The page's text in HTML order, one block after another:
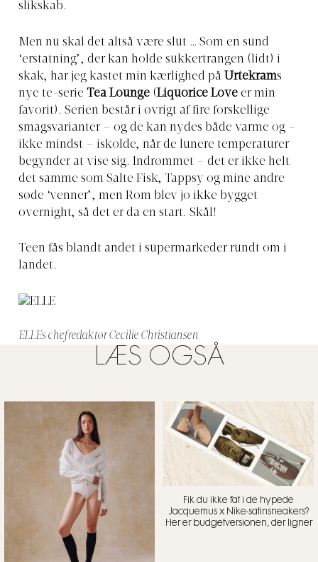
slikskab.
Men nu skal det altså være slut … Som en sund
‘erstatning’, der kan holde sukkertrangen (lidt) i
skak, har jeg kastet min kærlighed på Urtekrams
nye te-serie Tea Lounge (Liquorice Love er min
favorit). Serien består i øvrigt af fire forskellige
smagsvarianter – og de kan nydes både varme og –
ikke mindst – iskolde, når de lunere temperaturer
begynder at vise sig. Indrømmet – det er ikke helt
det samme som Salte Fisk, Tappsy og mine andre
søde ‘venner’, men Rom blev jo ikke bygget
overnight, så det er da en start. Skål!
Teen fås blandt andet i supermarkeder rundt om i
landet.
ELLEs chefredaktør Cecilie Christiansen
LÆS OGSÅ
Fik du ikke fat i de hypede
Jacquemus x Nike-satinsneakers?
Her er budgetversionen, der ligner